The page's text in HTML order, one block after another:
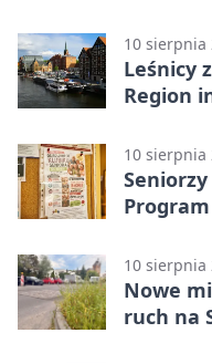
10 sierpnia
Leśnicy
Region
10 sierpnia
10 sierpnia
Nowe
ruch na